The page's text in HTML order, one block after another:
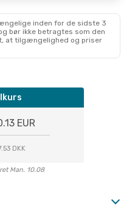
inden for de sidste 3
bør ikke betragtes som den
at tilgængelighed og priser
EUR
DKK
Man. 10.08